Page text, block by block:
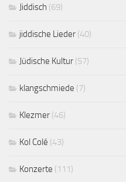
Jiddisch (69)
jiddische Lieder (40)
Jüdische Kultur (57)
klangschmiede (7)
Klezmer (46)
Kol Colé (43)
Konzerte (111)